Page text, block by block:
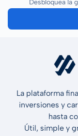
Desbloquea la
La plataforma
inversiones y
hasta
Útil, simple y